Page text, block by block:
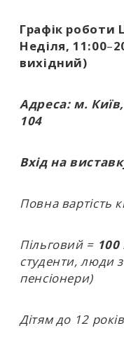
присутність, і
історії, для
знає що робити
мовчанням,
дочками,
богемою,
мистецтва».
У виставці
різних поколінь,
еміграції чи на
тілом, як
Графік
Неділя, 11:00–
вихідний)
Адреса: м.
104
Вхід на
Повна вартість
Пільговий =100
студенти, люди з
пенсіонери)
Дітям до 12